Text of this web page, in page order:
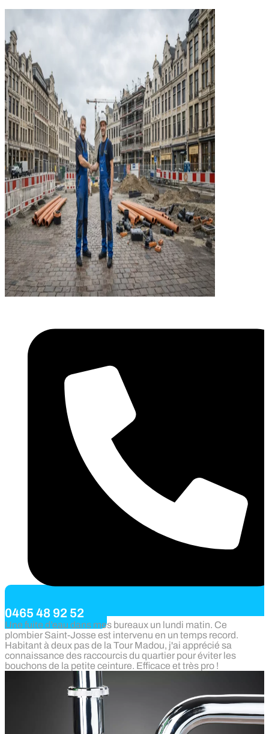
0465 48 92 52
Une fuite d’eau dans mes bureaux un lundi matin. Ce
plombier Saint-Josse est intervenu en un temps record.
Habitant à deux pas de la Tour Madou, j'ai apprécié sa
connaissance des raccourcis du quartier pour éviter les
bouchons de la petite ceinture. Efficace et très pro !